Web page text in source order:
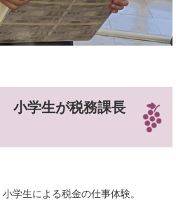
小学生が税務課長
学生による税金の仕事体験。